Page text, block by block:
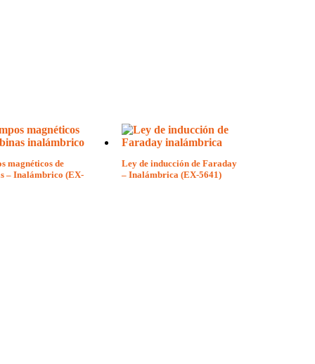
magnéticos de
– Inalámbrico (EX-
Ley de inducción de Faraday
– Inalámbrica (EX-5641)